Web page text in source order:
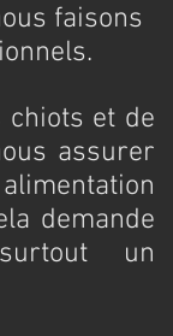
faisons
et de
assurer
demande
un